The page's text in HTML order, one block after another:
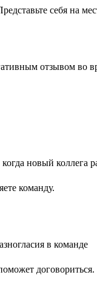
себя на
команду.
договориться.